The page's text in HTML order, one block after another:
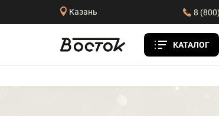
Казань 8
КАТАЛОГ